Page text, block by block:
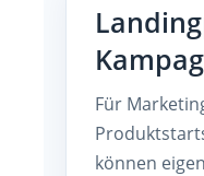
Für
können